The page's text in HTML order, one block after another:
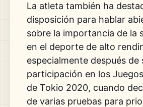
La atleta también ha
disposición para hablar
sobre la importancia de la
en el deporte de alto
especialmente después de
participación en los
de Tokio 2020, cuando
de varias pruebas para